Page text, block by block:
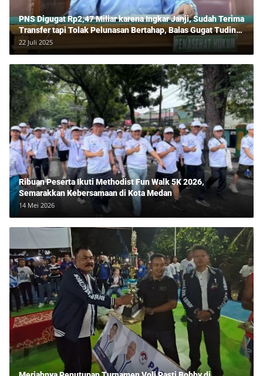
PNS Digugat Rp2,47 Miliar karena Ingkar Janji, Sudah Terima
Transfer tapi Tolak Pelunasan Bertahap, Balas Gugat Tuding
Lawan Tipu Rp850 Juta
22 Juli 2025
Ribuan Peserta Ikuti Methodist Fun Walk 5K 2026,
Semarakkan Kebersamaan di Kota Medan
14 Mei 2026